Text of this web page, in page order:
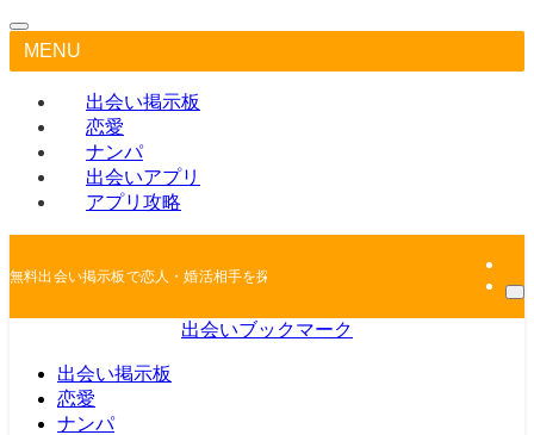
MENU
出会い掲示板
恋愛
ナンパ
出会いアプリ
アプリ攻略
無料出会い掲示板で恋人・婚活相手を探しちゃおう
出会いブックマーク
出会い掲示板
恋愛
ナンパ